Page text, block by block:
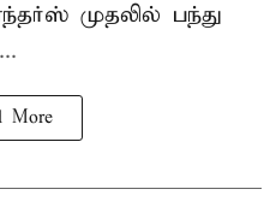
முதலில் பந்து
More